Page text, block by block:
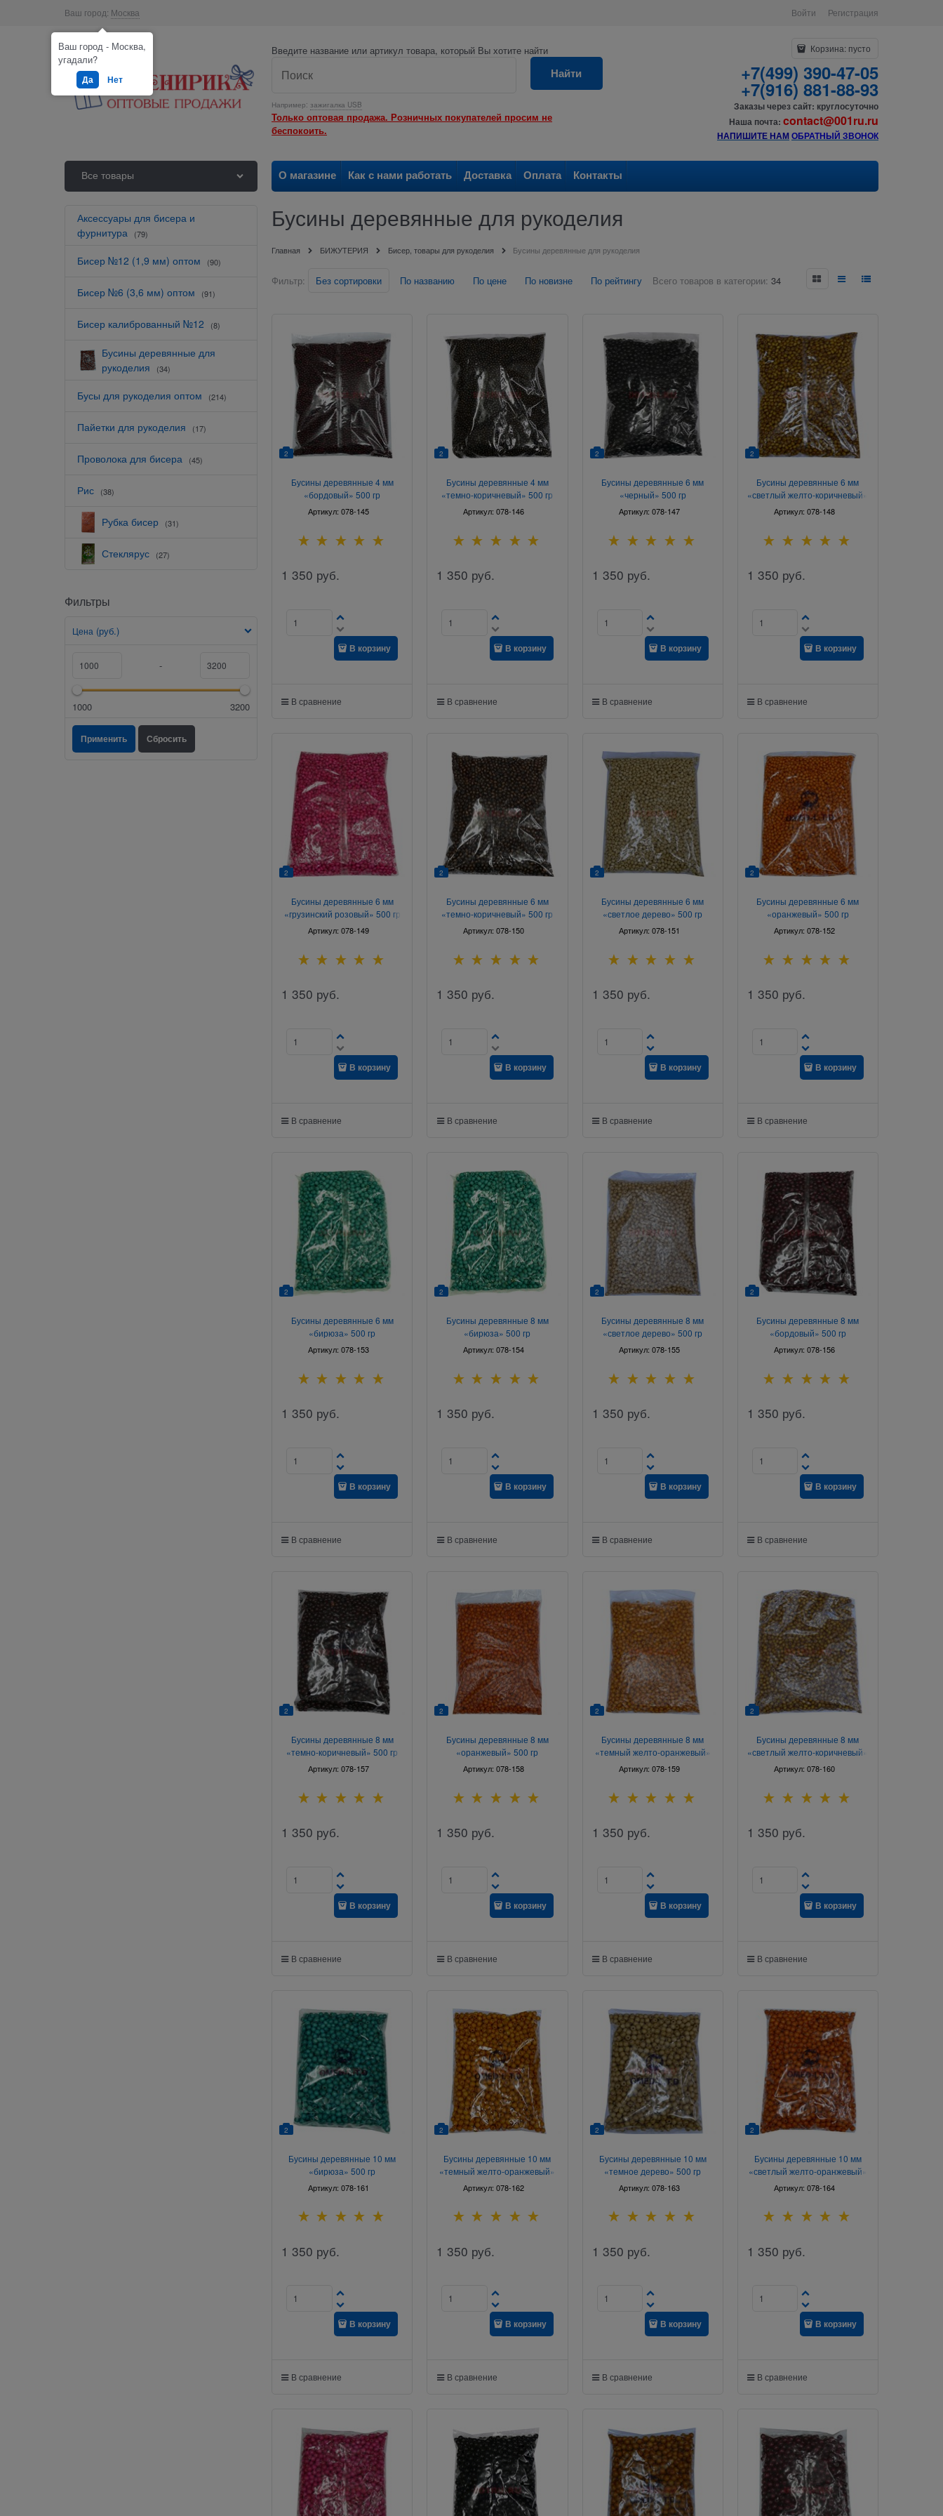
Ваш город: Москва Войти Регистрация
Введите название или артикул товара, который Вы хотите найти
Например: зажигалка USB
Найти
Только оптовая продажа. Розничных покупателей просим не
беспокоить.
Корзина: пусто
+7(499) 390-47-05
+7(916) 881-88-93
Заказы через сайт: круглосуточно
Наша почта: contact@001ru.ru
НАПИШИТЕ НАМОБРАТНЫЙ ЗВОНОК
Все товары О магазине Как с нами работать Доставка Оплата Контакты
Аксессуары для бисера и
фурнитура
(79)
Бисер №12 (1,9 мм) оптом (90)
Бисер №6 (3,6 мм) оптом (91)
Бисер калиброванный №12 (8)
Бусины деревянные для
рукоделия
(34)
Бусы для рукоделия оптом (214)
Пайетки для рукоделия (17)
Проволока для бисера (45)
Рис (38)
Рубка бисер (31)
Стеклярус (27)
Фильтры
Цена (руб.)
-
1000 3200
Бусины деревянные для рукоделия
Главная БИЖУТЕРИЯ Бисер, товары для рукоделия Бусины деревянные для рукоделия
Фильтр: Без сортировки По названию По цене По новизне По рейтингу Всего товаров в категории: 34
2
Бусины деревянные 4 мм
«бордовый» 500 гр
Артикул:078-145
1 350 руб.
В корзину
В сравнение
2
Бусины деревянные 4 мм
«темно-коричневый» 500 гр
Артикул:078-146
1 350 руб.
В корзину
В сравнение
2
Бусины деревянные 6 мм
«черный» 500 гр
Артикул: 078-147
1 350 руб.
В корзину
В сравнение
2
Бусины деревянные 6 мм
«светлый желто-коричневый»
500 гр
Артикул: 078-148
1 350 руб.
В корзину
В сравнение
2
Бусины деревянные 6 мм
«грузинский розовый» 500 гр
Артикул:078-149
1 350 руб.
В корзину
В сравнение
2
Бусины деревянные 6 мм
«темно-коричневый» 500 гр
Артикул:078-150
1 350 руб.
В корзину
В сравнение
2
Бусины деревянные 6 мм
«светлое дерево» 500 гр
Артикул: 078-151
1 350 руб.
В корзину
В сравнение
2
Бусины деревянные 6 мм
«оранжевый» 500 гр
Артикул: 078-152
1 350 руб.
В корзину
В сравнение
2
Бусины деревянные 6 мм
«бирюза» 500 гр
Артикул:078-153
1 350 руб.
В корзину
В сравнение
2
Бусины деревянные 8 мм
«бирюза» 500 гр
Артикул:078-154
1 350 руб.
В корзину
В сравнение
2
Бусины деревянные 8 мм
«светлое дерево» 500 гр
Артикул: 078-155
1 350 руб.
В корзину
В сравнение
2
Бусины деревянные 8 мм
«бордовый» 500 гр
Артикул: 078-156
1 350 руб.
В корзину
В сравнение
2
Бусины деревянные 8 мм
«темно-коричневый» 500 гр
Артикул:078-157
1 350 руб.
В корзину
В сравнение
2
Бусины деревянные 8 мм
«оранжевый» 500 гр
Артикул:078-158
1 350 руб.
В корзину
В сравнение
2
Бусины деревянные 8 мм
«темный желто-оранжевый»
500 гр
Артикул: 078-159
1 350 руб.
В корзину
В сравнение
2
Бусины деревянные 8 мм
«светлый желто-коричневый»
500 гр
Артикул: 078-160
1 350 руб.
В корзину
В сравнение
2
Бусины деревянные 10 мм
«бирюза» 500 гр
Артикул:078-161
1 350 руб.
В корзину
В сравнение
2
Бусины деревянные 10 мм
«темный желто-оранжевый»
500 гр
Артикул:078-162
1 350 руб.
В корзину
В сравнение
2
Бусины деревянные 10 мм
«темное дерево» 500 гр
Артикул: 078-163
1 350 руб.
В корзину
В сравнение
2
Бусины деревянные 10 мм
«светлый желто-оранжевый»
500 гр
Артикул: 078-164
1 350 руб.
В корзину
В сравнение
Ваш город - Москва,
угадали?
Да Нет